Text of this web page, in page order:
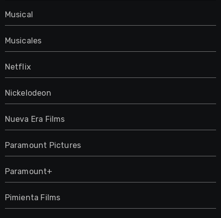
Musical
Musicales
Netflix
Nickelodeon
Nueva Era Films
Paramount Pictures
Paramount+
Pimienta Films